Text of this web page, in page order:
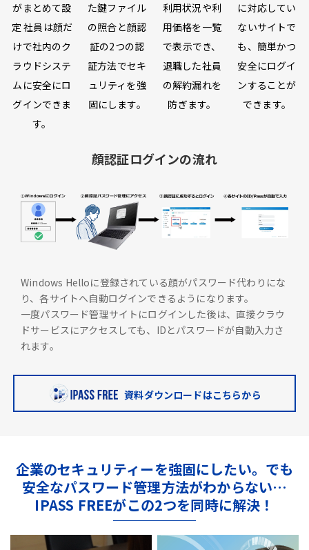
がまとめて設
定 社員は顔だ
けで社内のク
ラウドシステ
ムに安全にロ
グインできま
す。
た鍵ファイル
の照合と顔認
証の2つの認
証方法でセキ
ュリティを強
固にします。
利用状況や利
用価格を一覧
で表示でき、
退職した社員
の解約漏れを
防ぎます。
に対応してい
ないサイトで
も、簡単かつ
安全にログイ
ンすることが
できます。
顔認証ログインの流れ
Windows Helloに登録されている顔がパスワード代わりにな
り、各サイトへ自動ログインできるようになります。
一度パスワード管理サイトにログインした後は、直接クラウ
ドサービスにアクセスしても、IDとパスワードが自動入力さ
れます。
資料ダウンロードはこちらから
企業のセキュリティーを強固にしたい。 でも
安全なパスワード管理方法がわからない…
IPASS FREEがこの2つを同時に解決！